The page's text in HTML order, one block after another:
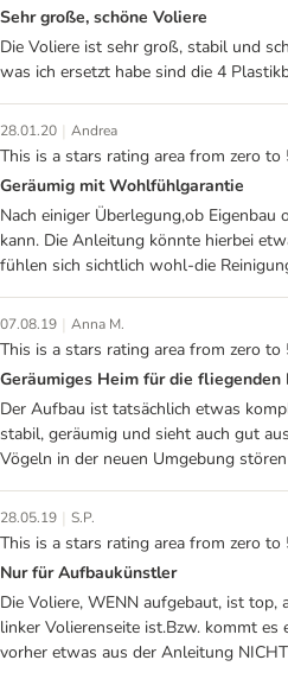
Sehr große, schöne Voliere
Die Voliere ist sehr groß, stabil und
was ich ersetzt habe sind die 4
28.01.20 | Andrea
This is a stars rating area from zero to
Geräumig mit Wohlfühlgarantie
Nach einiger Überlegung,ob
kann. Die Anleitung könnte hierbei
fühlen sich sichtlich wohl-die
07.08.19 | Anna M.
This is a stars rating area from zero to
Geräumiges Heim für die
Der Aufbau ist tatsächlich etwas
stabil, geräumig und sieht auch gut
Vögeln in der neuen Umgebung
28.05.19 | S.P.
This is a stars rating area from zero to
Nur für Aufbaukünstler
Die Voliere, WENN aufgebaut, ist
linker Volierenseite ist.Bzw. kommt
vorher etwas aus der Anleitung